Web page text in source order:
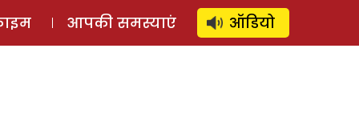
लॉग इन ⚲ SUBSCRIBE
आपकी समस्याएं ऑडियो